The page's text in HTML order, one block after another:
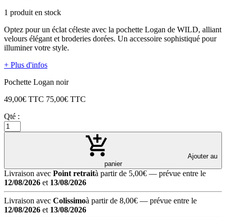
1 produit en stock
Optez pour un éclat céleste avec la pochette Logan de WILD, alliant
velours élégant et broderies dorées. Un accessoire sophistiqué pour
illuminer votre style.
+ Plus d'infos
Pochette Logan noir
49,00€ TTC 75,00€ TTC
Qté :
Ajouter au
panier
Livraison avec Point retraità partir de 5,00€ — prévue entre le
12/08/2026 et 13/08/2026
Livraison avec Colissimoà partir de 8,00€ — prévue entre le
12/08/2026 et 13/08/2026